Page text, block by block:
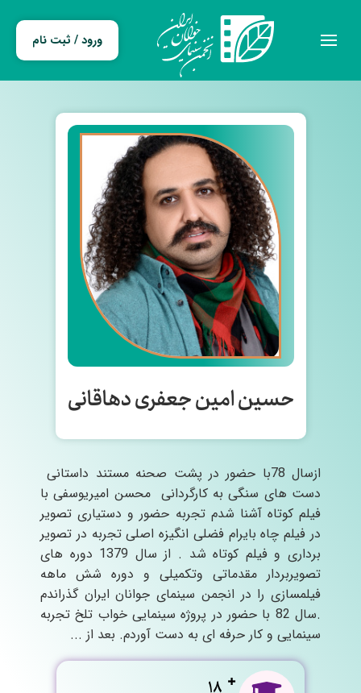
ورود / ثبت نام
ازسال 78با حضور در پشت صحنه مستند داستانی
دست های سنگی به کارگردانی محسن امیریوسفی با
فیلم کوتاه آشنا شدم تجربه حضور و دستیاری تصویر
در فیلم چاه بایرام فضلی انگیزه اصلی تجربه در تصویر
برداری و فیلم کوتاه شد . از سال 1379 دوره های
تصویربردار مقدماتی وتکمیلی و دوره شش ماهه
فیلمسازی را در انجمن سینمای جوانان ایران گذراندم
.سال 82 با حضور در پروژه سینمایی خواب تلخ تجربه
سینمایی و کار حرفه ای به دست آوردم. بعد از ...
حسین امین جعفری دهاقانی